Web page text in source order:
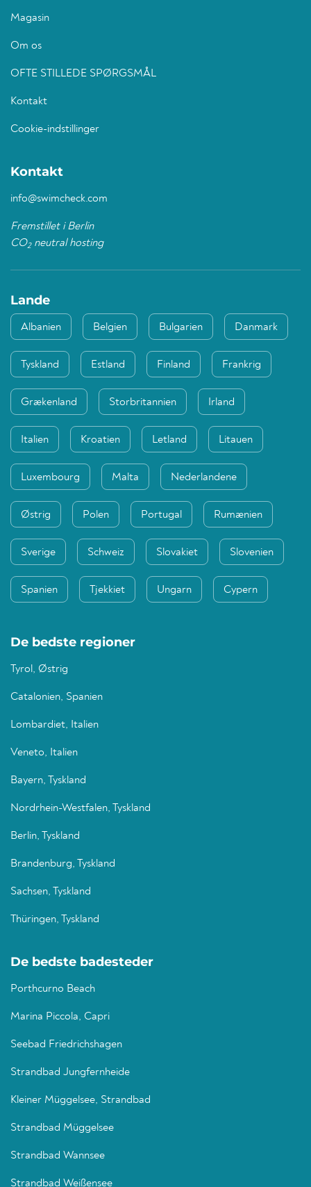
Magasin
Om os
OFTE STILLEDE SPØRGSMÅL
Kontakt
Cookie-indstillinger
Kontakt
info@swimcheck.com
Fremstillet i Berlin
CO2neutral hosting
Lande
Albanien Belgien Bulgarien Danmark
Tyskland Estland Finland Frankrig
Grækenland Storbritannien Irland
Italien Kroatien Letland Litauen
Luxembourg Malta Nederlandene
Østrig Polen Portugal Rumænien
Sverige Schweiz Slovakiet Slovenien
Spanien Tjekkiet Ungarn Cypern
De bedste regioner
Tyrol, Østrig
Catalonien, Spanien
Lombardiet, Italien
Veneto, Italien
Bayern, Tyskland
Nordrhein-Westfalen, Tyskland
Berlin, Tyskland
Brandenburg, Tyskland
Sachsen, Tyskland
Thüringen, Tyskland
De bedste badesteder
Porthcurno Beach
Marina Piccola, Capri
Seebad Friedrichshagen
Strandbad Jungfernheide
Kleiner Müggelsee, Strandbad
Strandbad Müggelsee
Strandbad Wannsee
Strandbad Weißensee